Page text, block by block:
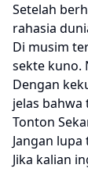
Setelah
rahasia
Di musim
sekte kuno.
Dengan
jelas
Tonton
Jangan
Jika kalian